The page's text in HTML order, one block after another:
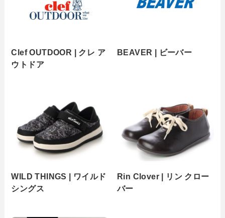
Clef OUTDOOR | クレ ア
ウトドア
BEAVER | ビーバー
WILD THINGS | ワイルド
シングス
Rin Clover | リン クロー
バー